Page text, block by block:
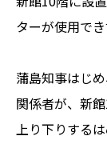
ターが使用で
蒲島知事はじ
関係者が、新
上り下りするは